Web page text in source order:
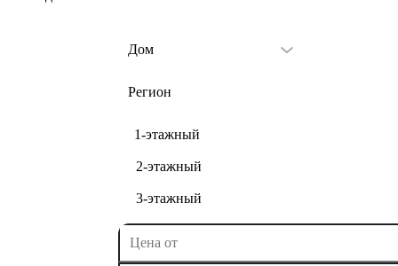
Дом
Регион
1-этажный
2-этажный
3-этажный